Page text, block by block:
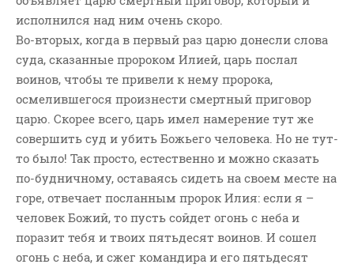
исполнился над ним очень скоро.
Во-вторых, когда в первый раз царю донесли слова
суда, сказанные пророком Илией, царь послал
воинов, чтобы те привели к нему пророка,
осмелившегося произнести смертный приговор
царю. Скорее всего, царь имел намерение тут же
совершить суд и убить Божьего человека. Но не тут-
то было! Так просто, естественно и можно сказать
по-будничному, оставаясь сидеть на своем месте на
горе, отвечает посланным пророк Илия: если я –
человек Божий, то пусть сойдет огонь с неба и
поразит тебя и твоих пятьдесят воинов. И сошел
огонь с неба, и сжег командира и его пятьдесят